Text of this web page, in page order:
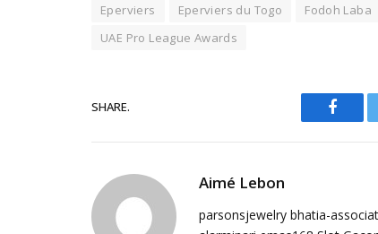
Eperviers Eperviers du Togo Fodoh Laba
UAE Pro League Awards
SHARE.
Aimé Lebon
parsonsjewelry bhatia-